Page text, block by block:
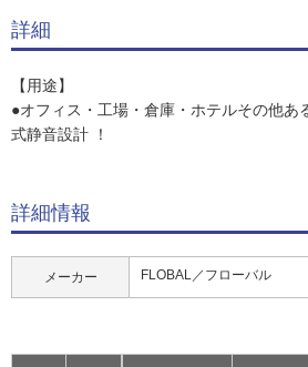
詳細
【用途】
●オフィス・工場・倉庫・ホテルその他あ
式静音設計 ！
詳細情報
メーカー FLOBAL／フローバル